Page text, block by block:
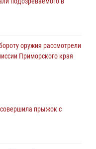
оружия рассмотрели
Приморского края
храме – Главном
совершила прыжок с